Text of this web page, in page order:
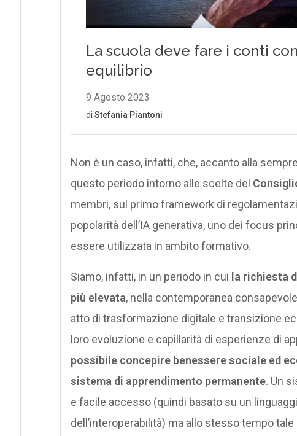
Non è un caso, infatti, che, accanto alla
questo periodo intorno alle scelte del
membri, sul primo framework di
popolarità dell’IA generativa, uno dei focus
essere utilizzata in ambito formativo.
Siamo, infatti, in un periodo in cui la richiesta
più elevata, nella contemporanea
atto di trasformazione digitale e transizione
loro evoluzione e capillarità di esperienze di
possibile concepire benessere sociale ed
sistema di apprendimento permanente. Un
e facile accesso (quindi basato su un
dell’interoperabilità) ma allo stesso tempo